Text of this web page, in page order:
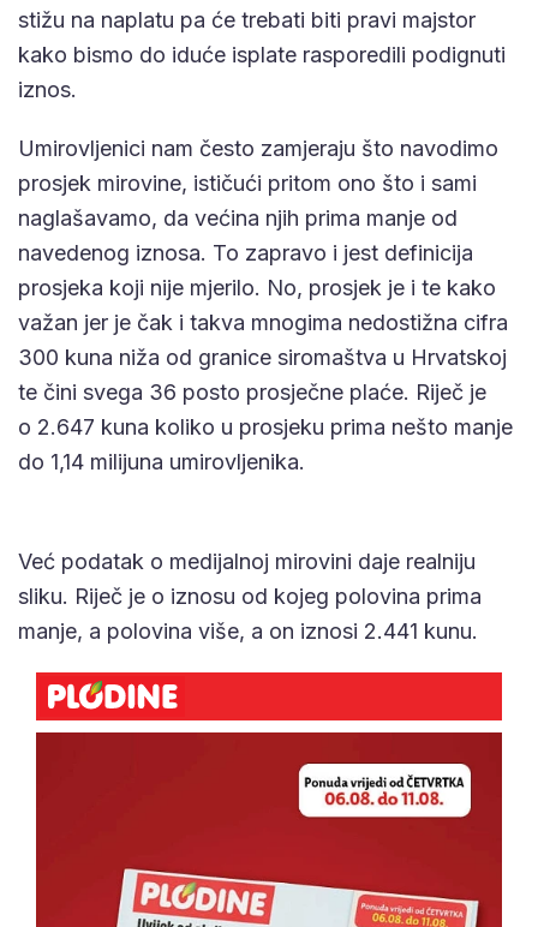
stižu na naplatu pa će trebati biti pravi majstor
kako bismo do iduće isplate rasporedili podignuti
iznos.
Umirovljenici nam često zamjeraju što navodimo
prosjek mirovine, ističući pritom ono što i sami
naglašavamo, da većina njih prima manje od
navedenog iznosa. To zapravo i jest definicija
prosjeka koji nije mjerilo. No, prosjek je i te kako
važan jer je čak i takva mnogima nedostižna cifra
300 kuna niža od granice siromaštva u Hrvatskoj
te čini svega 36 posto prosječne plaće. Riječ je
o 2.647 kuna koliko u prosjeku prima nešto manje
do 1,14 milijuna umirovljenika.
Već podatak o medijalnoj mirovini daje realniju
sliku. Riječ je o iznosu od kojeg polovina prima
manje, a polovina više, a on iznosi 2.441 kunu.